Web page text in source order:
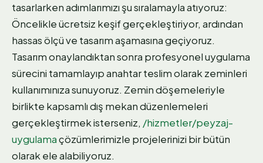
tasarlarken adımlarımızı şu sıralamayla atıyoruz:
Öncelikle ücretsiz keşif gerçekleştiriyor, ardından
hassas ölçü ve tasarım aşamasına geçiyoruz.
Tasarım onaylandıktan sonra profesyonel uygulama
sürecini tamamlayıp anahtar teslim olarak zeminleri
kullanımınıza sunuyoruz. Zemin döşemeleriyle
birlikte kapsamlı dış mekan düzenlemeleri
gerçekleştirmek isterseniz, /hizmetler/peyzaj-
uygulamaçözümlerimizle projelerinizi bir bütün
olarak ele alabiliyoruz.